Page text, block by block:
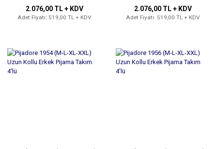
2.076,00 TL + KDV
Adet Fiyatı: 519,00 TL + KDV
2.076,00 TL + KDV
Adet Fiyatı: 519,00 TL + KDV